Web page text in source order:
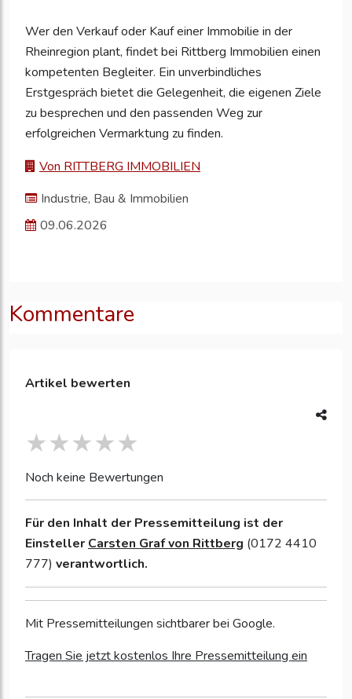
Wer den Verkauf oder Kauf einer Immobilie in der
Rheinregion plant, findet bei Rittberg Immobilien einen
kompetenten Begleiter. Ein unverbindliches
Erstgespräch bietet die Gelegenheit, die eigenen Ziele
zu besprechen und den passenden Weg zur
erfolgreichen Vermarktung zu finden.
Von RITTBERG IMMOBILIEN
Industrie, Bau & Immobilien
09.06.2026
Kommentare
Artikel bewerten
Noch keine Bewertungen
Für den Inhalt der Pressemitteilung ist der
Einsteller Carsten Graf von Rittberg (0172 4410
777) verantwortlich.
Mit Pressemitteilungen sichtbarer bei Google.
Tragen Sie jetzt kostenlos Ihre Pressemitteilung ein